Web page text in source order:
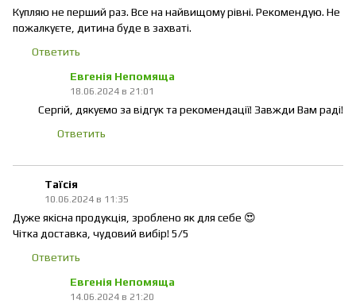
Купляю не перший раз. Все на найвищому рівні. Рекомендую. Не
пожалкуєте, дитина буде в захваті.
Ответить
Евгенія Непомяща
18.06.2024 в 21:01
Сергій, дякуємо за відгук та рекомендації! Завжди Вам раді!
Ответить
Таїсія
10.06.2024 в 11:35
Дуже якісна продукція, зроблено як для себе 😍
Чітка доставка, чудовий вибір! 5/5
Ответить
Евгенія Непомяща
14.06.2024 в 21:20